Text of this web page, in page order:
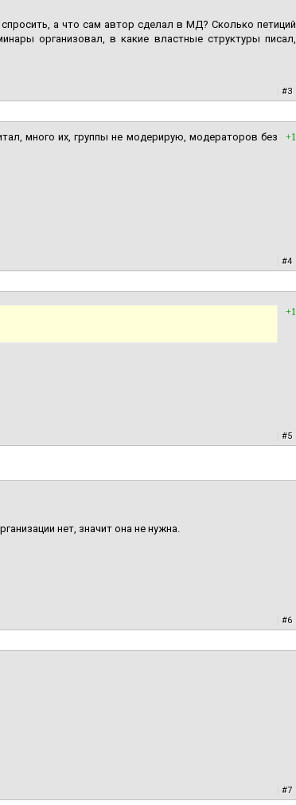
а что сам автор сделал в МД? Сколько петиций
организовал, в какие властные структуры писал,
#3
+1
много их, группы не модерирую, модераторов без
#4
+1
#5
нет, значит она не нужна.
#6
#7